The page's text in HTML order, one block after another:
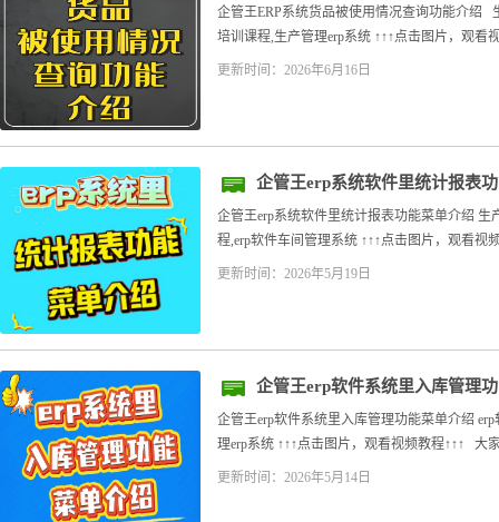
企管王ERP系统货品被使用情况查询功能介绍
培训课程,生产管理erp系统 ↑↑↑点击图片，观看
更新时间：2026年6月16日
企管王erp系统软件里统计报表
企管王erp系统软件里统计报表功能菜单介绍 生
程,erp软件车间管理系统 ↑↑↑点击图片，观看
更新时间：2026年5月19日
企管王erp软件系统里入库管理
企管王erp软件系统里入库管理功能菜单介绍
理erp系统 ↑↑↑点击图片，观看视频教程↑↑↑ 大
更新时间：2026年5月14日